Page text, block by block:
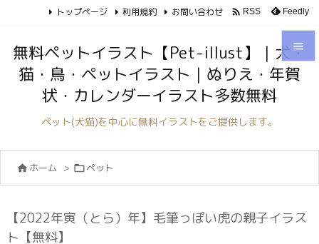



トップページ 利用規約 お問い合わせ  RSS Feedly
無料ペットイラスト【Pet-illust】｜犬・
猫・鳥・ペットイラスト｜ぬりえ・年賀
状・カレンダーイラスト多数無料
ペット(犬猫)を中心に無料イラストをご提供します。
 ホーム > ペット
【2022年寅（とら）年】毛筆っぽい虎の親子イラス
ト【無料】